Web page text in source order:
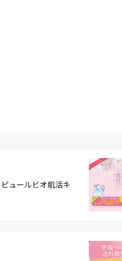
ュールビオ肌活キ